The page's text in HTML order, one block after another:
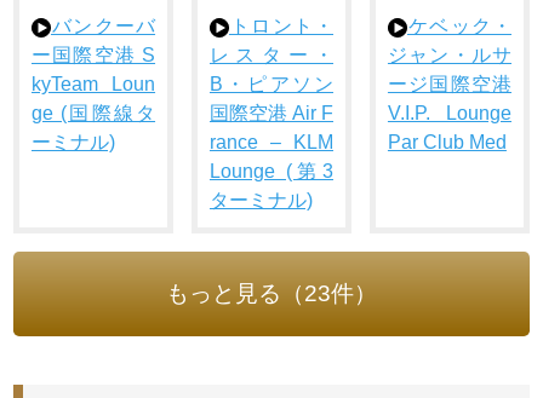
バンクーバ
ー国際空港 S
kyTeam Loun
ge (国際線タ
ーミナル)
トロント・
レスター・
B・ピアソン
国際空港 Air F
rance – KLM
Lounge (第3
ターミナル)
ケベック・
ジャン・ルサ
ージ国際空港
V.I.P. Lounge
Par Club Med
もっと見る（23件）